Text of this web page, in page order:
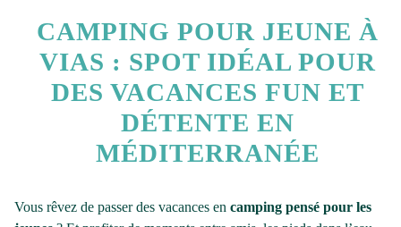
CAMPING POUR JEUNE À
VIAS : SPOT IDÉAL POUR
DES VACANCES FUN ET
DÉTENTE EN
MÉDITERRANÉE
Vous rêvez de passer des vacances en camping pensé pour les